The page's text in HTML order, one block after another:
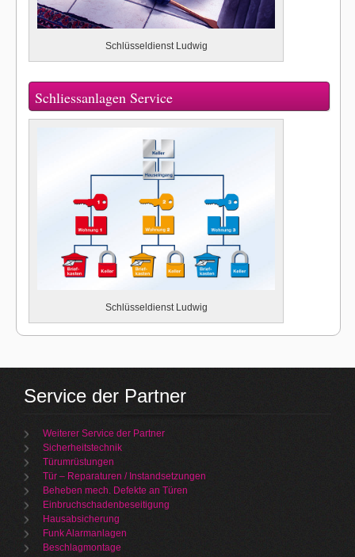
Schlüsseldienst Ludwig
Schliessanlagen Service
Schlüsseldienst Ludwig
Service der Partner
Weiterer Service der Partner
Sicherheitstechnik
Türumrüstungen
Tür – Reparaturen / Instandsetzungen
Beheben mech. Defekte an Türen
Einbruchschadenbeseitigung
Hausabsicherung
Funk Alarmanlagen
Beschlagmontage